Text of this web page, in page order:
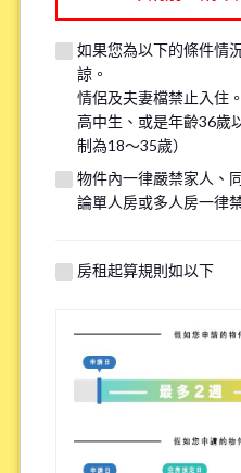
●是否吸菸 *
抽菸 沒抽菸
※請注意，吸煙者無法入住全面禁
有關自行車停車場 *
※請注意有些物件可能沒有自行車停
特殊過敏/慢性疾病 *
有 無
如果您為以下的條件情
諒。
情侶及夫妻檔禁止入住。
高中生、或是年齡36歲
制為18～35歲）
物件內一律嚴禁家人、
論單人房或多人房一律禁
房租起算規則如以下